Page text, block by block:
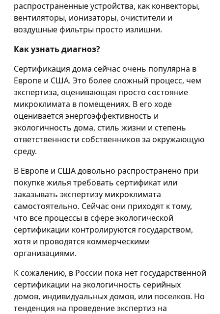
распространенные устройства, как конвекторы,
вентиляторы, ионизаторы, очистители и
воздушные фильтры просто излишни.
Как узнать диагноз?
Сертификация дома сейчас очень популярна в
Европе и США. Это более сложный процесс, чем
экспертиза, оценивающая просто состояние
микроклимата в помещениях. В его ходе
оценивается энергоэффективность и
экологичность дома, стиль жизни и степень
ответственности собственников за окружающую
среду.
В Европе и США довольно распространено при
покупке жилья требовать сертификат или
заказывать экспертизу микроклимата
самостоятельно. Сейчас они приходят к тому,
что все процессы в сфере экологической
сертификации контролируются государством,
хотя и проводятся коммерческими
организациями.
К сожалению, в России пока нет государственной
сертификации на экологичность серийных
домов, индивидуальных домов, или поселков. Но
тенденция на проведение экспертиз на